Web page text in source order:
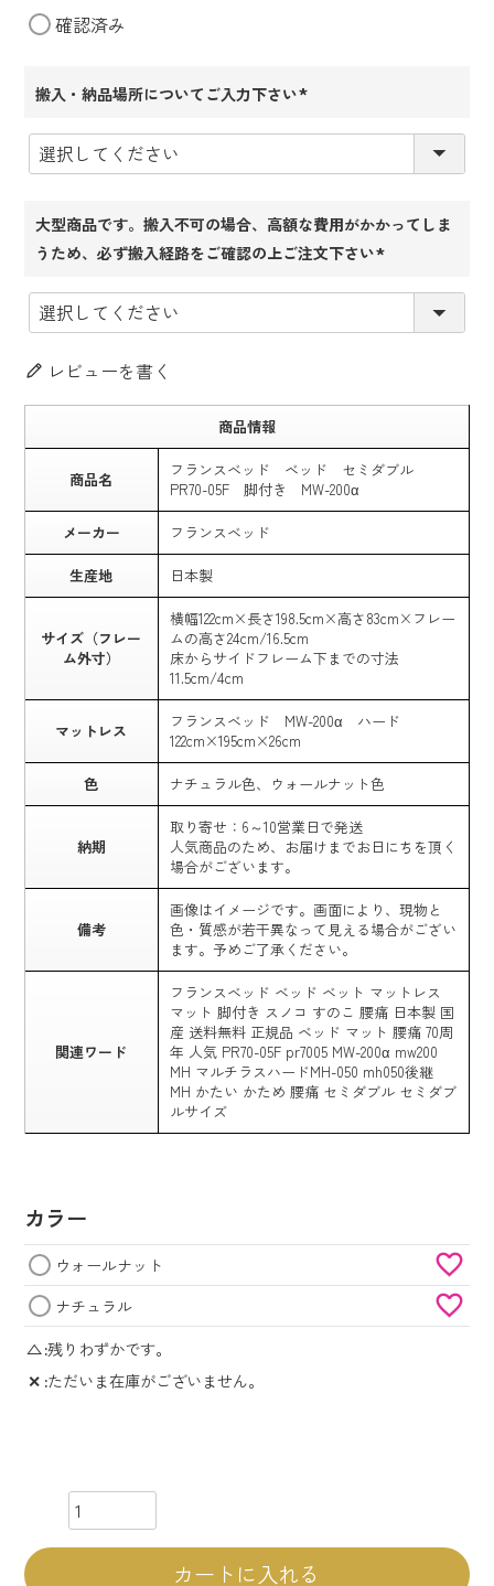
確認済み
搬入・納品場所についてご入力下さい
大型商品です。搬入不可の場合、高額な費用がかかってしま
うため、必ず搬入経路をご確認の上ご注文下さい
レビューを書く
商品情報
商品名
フランスベッド ベッド セミダブル
PR70-05F 脚付き MW-200α
メーカー フランスベッド
生産地 日本製
サイズ（フレー
ム外寸）
横幅122cm×長さ198.5cm×高さ83cm×フレー
ムの高さ24cm/16.5cm
床からサイドフレーム下までの寸法
11.5cm/4cm
マットレス
フランスベッド MW-200α ハード
122cm×195cm×26cm
色 ナチュラル色、ウォールナット色
納期
取り寄せ：6～10営業日で発送
人気商品のため、お届けまでお日にちを頂く
場合がございます。
備考
画像はイメージです。画面により、現物と
色・質感が若干異なって見える場合がござい
ます。予めご了承ください。
関連ワード
フランスベッド ベッド ベット マットレス
マット 脚付き スノコ すのこ 腰痛 日本製 国
産 送料無料 正規品 ベッド マット 腰痛 70周
年 人気 PR70-05F pr7005 MW-200α mw200
MH マルチラスハードMH-050 mh050後継
MH かたい かため 腰痛 セミダブル セミダブ
ルサイズ
カラー
ウォールナット
ナチュラル
△ 残りわずかです。
✕ ただいま在庫がございません。
カートに入れる